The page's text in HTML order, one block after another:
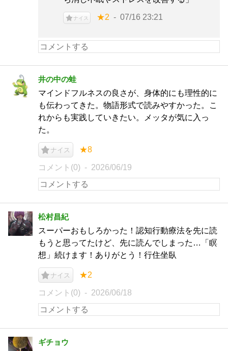
ナイス ★2 07/16 23:21
井の中の蛙
マインドフルネスの良さが、身体的にも理性的に
も伝わってきた。物語形式で読みやすかった。こ
れからも実践していきたい。メッタが気に入っ
た。
ナイス ★8
コメント(0) 2026/06/19
松村昌紀
スーパーおもしろかった！認知行動療法を先に読
もうと思ってたけど、先に読んでしまった…「瞑
想」続けます！ありがとう！行住坐臥
ナイス ★2
コメント(0) 2026/06/18
ギチョウ